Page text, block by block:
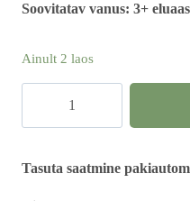
Soovitatav vanus: 3+
Ainult 2 laos
kogus
Tasuta saatmine